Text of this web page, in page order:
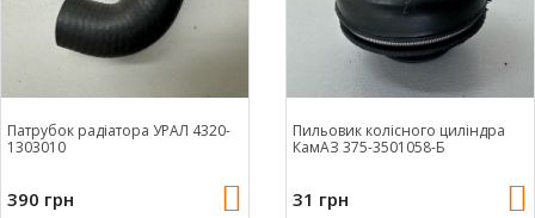
Патрубок радіатора УРАЛ 4320-
1303010
390 грн
Пильовик колісного циліндра
КамАЗ 375-3501058-Б
31 грн